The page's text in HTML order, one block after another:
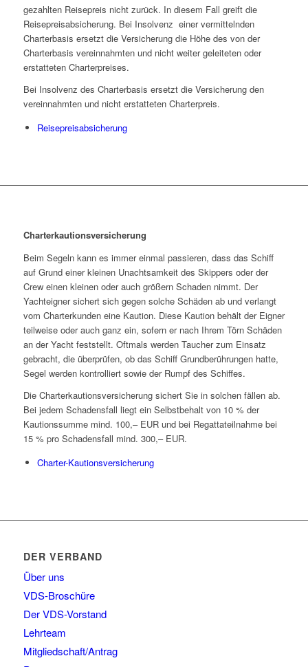
gezahlten Reisepreis nicht zurück. In diesem Fall greift die
Reisepreisabsicherung. Bei Insolvenz einer vermittelnden
Charterbasis ersetzt die Versicherung die Höhe des von der
Charterbasis vereinnahmten und nicht weiter geleiteten oder
erstatteten Charterpreises.
Bei Insolvenz des Charterbasis ersetzt die Versicherung den
vereinnahmten und nicht erstatteten Charterpreis.
Reisepreisabsicherung
Charterkautionsversicherung
Beim Segeln kann es immer einmal passieren, dass das Schiff
auf Grund einer kleinen Unachtsamkeit des Skippers oder der
Crew einen kleinen oder auch größern Schaden nimmt. Der
Yachteigner sichert sich gegen solche Schäden ab und verlangt
vom Charterkunden eine Kaution. Diese Kaution behält der Eigner
teilweise oder auch ganz ein, sofern er nach Ihrem Törn Schäden
an der Yacht feststellt. Oftmals werden Taucher zum Einsatz
gebracht, die überprüfen, ob das Schiff Grundberührungen hatte,
Segel werden kontrolliert sowie der Rumpf des Schiffes.
Die Charterkautionsversicherung sichert Sie in solchen fällen ab.
Bei jedem Schadensfall liegt ein Selbstbehalt von 10 % der
Kautionssumme mind. 100,– EUR und bei Regattateilnahme bei
15 % pro Schadensfall mind. 300,– EUR.
Charter-Kautionsversicherung
DER VERBAND
Über uns
VDS-Broschüre
Der VDS-Vorstand
Lehrteam
Mitgliedschaft/Antrag